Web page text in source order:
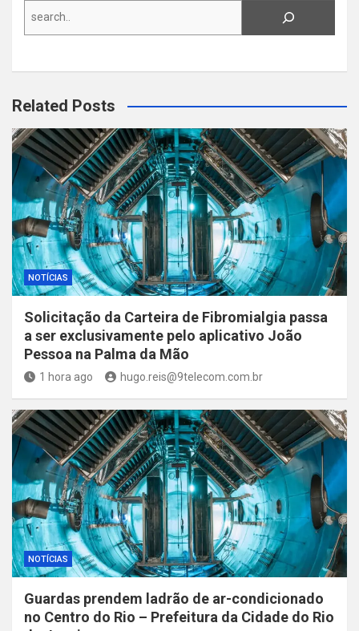
Search
Related Posts
NOTÍCIAS
Solicitação da Carteira de Fibromialgia passa
a ser exclusivamente pelo aplicativo João
Pessoa na Palma da Mão
1 hora ago hugo.reis@9telecom.com.br
NOTÍCIAS
Guardas prendem ladrão de ar-condicionado
no Centro do Rio – Prefeitura da Cidade do Rio